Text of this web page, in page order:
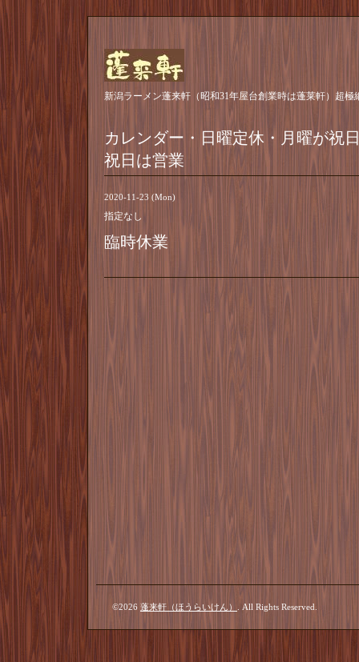
新潟ラーメン蓬来軒（昭和31年屋台創業時は蓬莱軒）超
カレンダー・日曜定休・月曜が祝
祝日は営業
2020-11-23 (Mon)
指定なし
臨時休業
©2026 蓬来軒（ほうらいけん） . All Rights Reserved.